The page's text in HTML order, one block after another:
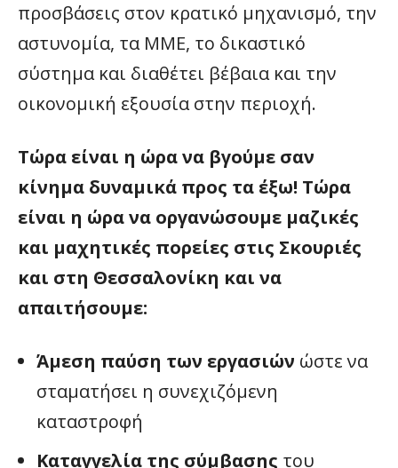
προσβάσεις στον κρατικό μηχανισμό, την
αστυνομία, τα ΜΜΕ, το δικαστικό
σύστημα και διαθέτει βέβαια και την
οικονομική εξουσία στην περιοχή.
Τώρα είναι η ώρα να βγούμε σαν
κίνημα δυναμικά προς τα έξω! Τώρα
είναι η ώρα να οργανώσουμε μαζικές
και μαχητικές πορείες στις Σκουριές
και στη Θεσσαλονίκη και να
απαιτήσουμε:
Άμεση παύση των εργασιών ώστε να
σταματήσει η συνεχιζόμενη
καταστροφή
Καταγγελία της σύμβασης του